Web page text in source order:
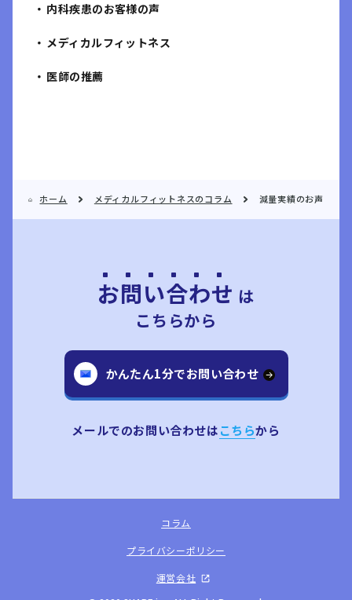
内科疾患のお客様の声
メディカルフィットネス
医師の推薦
ホーム メディカルフィットネスのコラム 減量実績のお声
お問い合わせ は
こちらから
かんたん1分でお問い合わせ
メールでのお問い合わせはこちらから
コラム
プライバシーポリシー
運営会社